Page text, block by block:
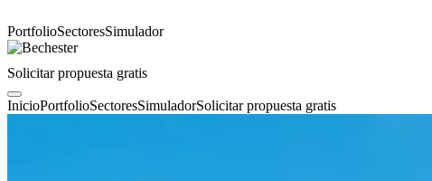
PortfolioSectoresSimulador
Solicitar propuesta gratis
InicioPortfolioSectoresSimuladorSolicitar propuesta gratis